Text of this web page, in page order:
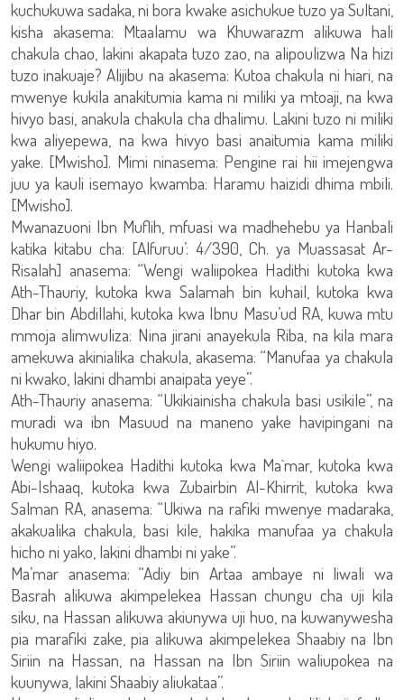
kuchukuwa sadaka, ni bora kwake asichukue tuzo ya Sultani,
kisha akasema: Mtaalamu wa Khuwarazm alikuwa hali
chakula chao, lakini akapata tuzo zao, na alipoulizwa Na hizi
tuzo inakuaje? Alijibu na akasema: Kutoa chakula ni hiari, na
mwenye kukila anakitumia kama ni miliki ya mtoaji, na kwa
hivyo basi, anakula chakula cha dhalimu. Lakini tuzo ni miliki
kwa aliyepewa, na kwa hivyo basi anaitumia kama miliki
yake. [Mwisho]. Mimi ninasema: Pengine rai hii imejengwa
juu ya kauli isemayo kwamba: Haramu haizidi dhima mbili.
[Mwisho].
Mwanazuoni Ibn Muflih, mfuasi wa madhehebu ya Hanbali
katika kitabu cha: [Alfuruu’: 4/390, Ch. ya Muassasat Ar-
Risalah] anasema: “Wengi waliipokea Hadithi kutoka kwa
Ath-Thauriy, kutoka kwa Salamah bin kuhail, kutoka kwa
Dhar bin Abdillahi, kutoka kwa Ibnu Masu’ud RA, kuwa mtu
mmoja alimwuliza: Nina jirani anayekula Riba, na kila mara
amekuwa akinialika chakula, akasema: “Manufaa ya chakula
ni kwako, lakini dhambi anaipata yeye”.
Ath-Thauriy anasema: “Ukikiainisha chakula basi usikile”, na
muradi wa ibn Masuud na maneno yake havipingani na
hukumu hiyo.
Wengi waliipokea Hadithi kutoka kwa Ma`mar, kutoka kwa
Abi-Ishaaq, kutoka kwa Zubairbin Al-Khirrit, kutoka kwa
Salman RA, anasema: “Ukiwa na rafiki mwenye madaraka,
akakualika chakula, basi kile, hakika manufaa ya chakula
hicho ni yako, lakini dhambi ni yake”.
Ma’mar anasema: “Adiy bin Artaa ambaye ni liwali wa
Basrah alikuwa akimpelekea Hassan chungu cha uji kila
siku, na Hassan alikuwa akiunywa uji huo, na kuwanywesha
pia marafiki zake, pia alikuwa akimpelekea Shaabiy na Ibn
Siriin na Hassan, na Hassan na Ibn Siriin waliupokea na
kuunywa, lakini Shaabiy aliukataa”.